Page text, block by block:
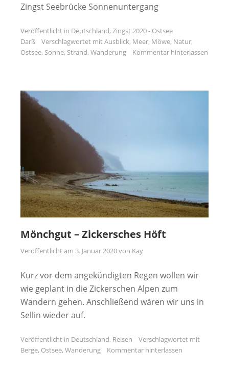
Zingst Seebrücke Sonnenuntergang
Veröffentlicht in Deutschland, Zingst 2020 - Ostsee
Darß
Verschlagwortet mitAusblick, Meer, Möwe, Natur,
Ostsee, Sonne, Strand, Wanderung Kommentar hinterlassen
Mönchgut – Zickersches Höft
Veröffentlicht am 3. Januar 2020von Kay
Kurz vor dem angekündigten Regen wollen wir
wie geplant in die Zickerschen Alpen zum
Wandern gehen. Anschließend wären wir uns in
Sellin wieder auf.
Veröffentlicht in Deutschland, Reisen
Verschlagwortet mit
Berge, Ostsee, Wanderung Kommentar hinterlassen